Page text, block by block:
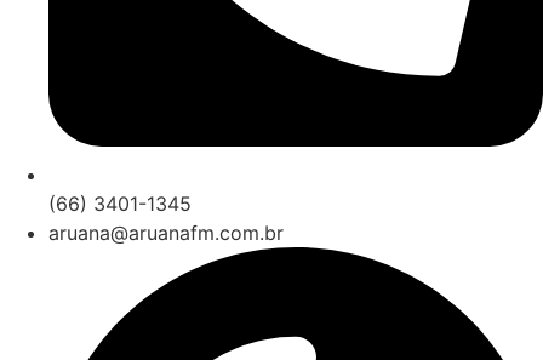
(66) 3401-1345
aruana@aruanafm.com.br